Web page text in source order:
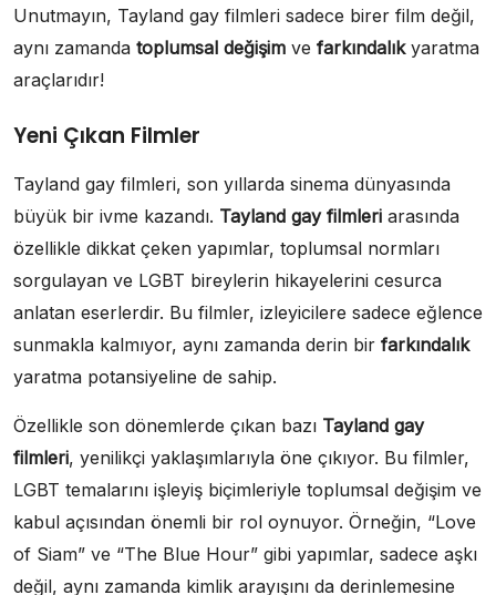
Unutmayın, Tayland gay filmleri sadece birer film değil,
aynı zamanda toplumsal değişim ve farkındalıkyaratma
araçlarıdır!
Yeni Çıkan Filmler
Tayland gay filmleri, son yıllarda sinema dünyasında
büyük bir ivme kazandı. Tayland gay filmleri arasında
özellikle dikkat çeken yapımlar, toplumsal normları
sorgulayan ve LGBT bireylerin hikayelerini cesurca
anlatan eserlerdir. Bu filmler, izleyicilere sadece eğlence
sunmakla kalmıyor, aynı zamanda derin bir farkındalık
yaratma potansiyeline de sahip.
Özellikle son dönemlerde çıkan bazı Tayland gay
filmleri, yenilikçi yaklaşımlarıyla öne çıkıyor. Bu filmler,
LGBT temalarını işleyiş biçimleriyle toplumsal değişim ve
kabul açısından önemli bir rol oynuyor. Örneğin, “Love
of Siam” ve “The Blue Hour” gibi yapımlar, sadece aşkı
değil, aynı zamanda kimlik arayışını da derinlemesine